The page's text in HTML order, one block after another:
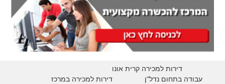
דירות למכירה קרית אונו
דירות למכירה במרכז
עבודה בתחום נדל"ן